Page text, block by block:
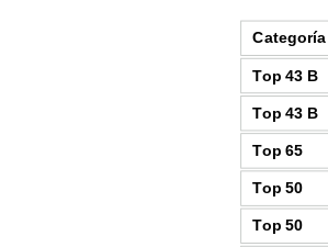
Categoría
Top 43 B
Top 43 B
Top 65
Top 50
Top 50